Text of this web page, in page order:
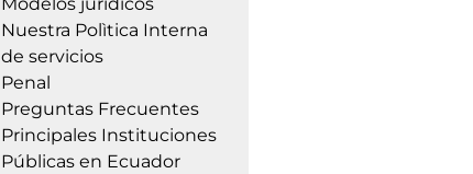
Modelos jurídicos
Nuestra Polìtica Interna
de servicios
Penal
Preguntas Frecuentes
Principales Instituciones
Públicas en Ecuador